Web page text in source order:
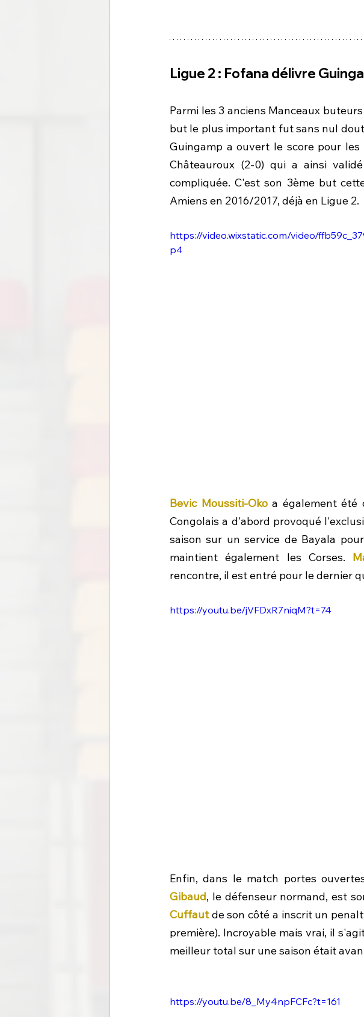
Ligue 2 : Fofana délivre
Parmi les 3 anciens Manceaux
but le plus important fut sans nul
Guingamp a ouvert le score pour
Châteauroux (2-0) qui a ainsi
compliquée. C'est son 3ème but
Amiens en 2016/2017, déjà en Ligue 2.
https://video.wixstatic.com/video/
p4
Bevic Moussiti-Oko a également été
Congolais a d'abord provoqué
saison sur un service de Bayala
maintient également les Corses.
rencontre, il est entré pour le dernier
https://youtu.be/jVFDxR7niqM?t=74
Enfin, dans le match portes
Gibaud, le défenseur normand, est
Cuffaut de son côté a inscrit un
première). Incroyable mais vrai, il
meilleur total sur une saison était
https://youtu.be/8_My4npFCFc?t=161